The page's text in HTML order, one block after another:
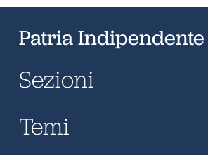
Patria Indipendente
Sezioni
Temi